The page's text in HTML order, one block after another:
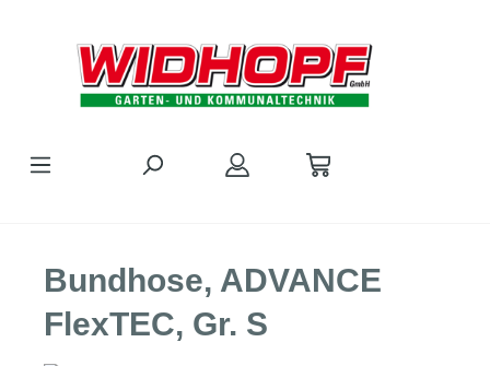
Bundhose, ADVANCE
FlexTEC, Gr. S